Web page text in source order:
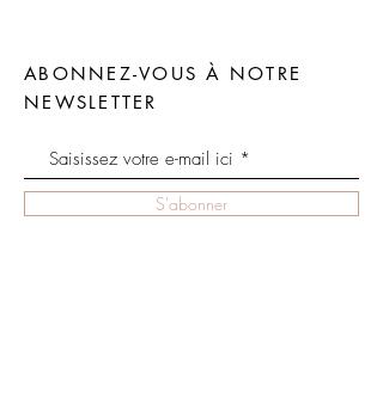
ABONNEZ-VOUS À NOTRE
NEWSLETTER
S'abonner